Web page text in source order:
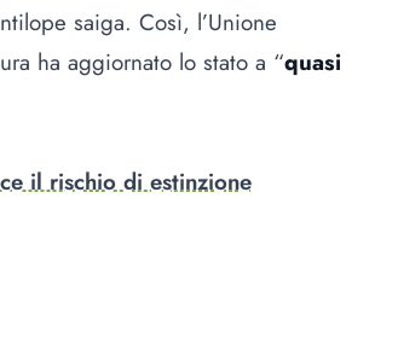
saiga. Così, l’Unione
ha aggiornato lo stato a “quasi
il rischio di estinzione